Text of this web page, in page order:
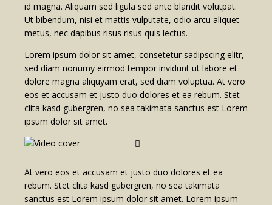
id magna. Aliquam sed ligula sed ante blandit volutpat.
Ut bibendum, nisi et mattis vulputate, odio arcu aliquet
metus, nec dapibus risus risus quis lectus.
Lorem ipsum dolor sit amet, consetetur sadipscing elitr,
sed diam nonumy eirmod tempor invidunt ut labore et
dolore magna aliquyam erat, sed diam voluptua. At vero
eos et accusam et justo duo dolores et ea rebum. Stet
clita kasd gubergren, no sea takimata sanctus est Lorem
ipsum dolor sit amet.
At vero eos et accusam et justo duo dolores et ea
rebum. Stet clita kasd gubergren, no sea takimata
sanctus est Lorem ipsum dolor sit amet. Lorem ipsum